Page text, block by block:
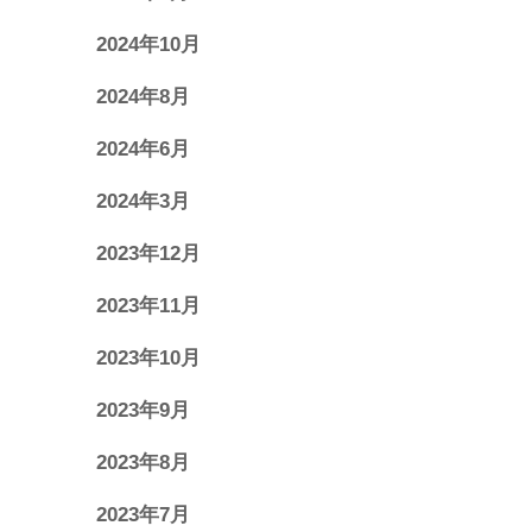
2024年10月
2024年8月
2024年6月
2024年3月
2023年12月
2023年11月
2023年10月
2023年9月
2023年8月
2023年7月